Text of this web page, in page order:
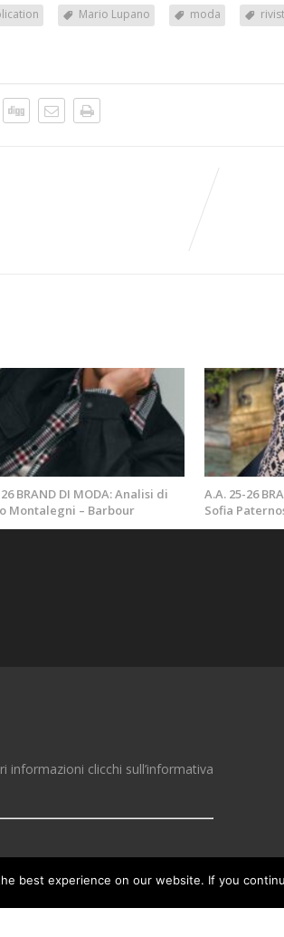
Mario Lupano moda
BRAND DI MODA: Analisi di
Montalegni – Barbour
A.A. 25-26
Sofia
informazioni clicchi sull’informativa
information
best experience on our website. If you